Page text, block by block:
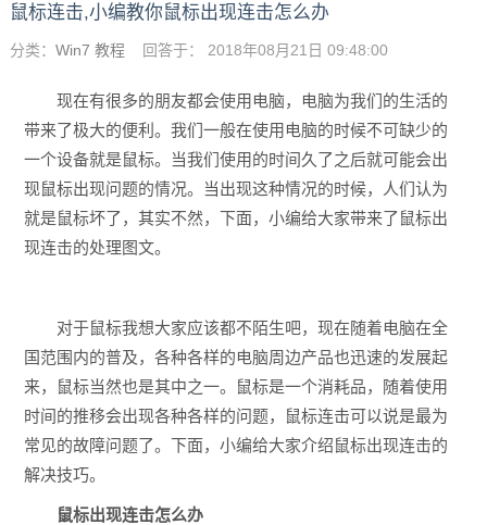
鼠标连击,小编教你鼠标出现连击怎么办
分类： Win7 教程 回答于： 2018年08月21日 09:48:00
现在有很多的朋友都会使用电脑，电脑为我们的生活的
带来了极大的便利。我们一般在使用电脑的时候不可缺少的
一个设备就是鼠标。当我们使用的时间久了之后就可能会出
现鼠标出现问题的情况。当出现这种情况的时候，人们认为
就是鼠标坏了，其实不然，下面，小编给大家带来了鼠标出
现连击的处理图文。
对于鼠标我想大家应该都不陌生吧，现在随着电脑在全
国范围内的普及，各种各样的电脑周边产品也迅速的发展起
来，鼠标当然也是其中之一。鼠标是一个消耗品，随着使用
时间的推移会出现各种各样的问题，鼠标连击可以说是最为
常见的故障问题了。下面，小编给大家介绍鼠标出现连击的
解决技巧。
鼠标出现连击怎么办